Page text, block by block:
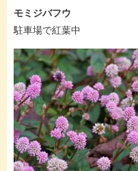
モミジバフウ
駐車場で紅葉中